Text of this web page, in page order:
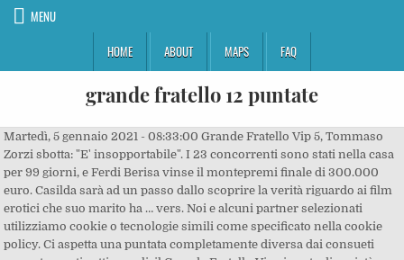
MENU
HOME
ABOUT MAPS FAQ
grande fratello 12 puntate
Martedì, 5 gennaio 2021 - 08:33:00 Grande Fratello Vip 5, Tommaso Zorzi sbotta: "E' insopportabile". I 23 concorrenti sono stati nella casa per 99 giorni, e Ferdi Berisa vinse il montepremi finale di 300.000 euro. Casilda sarà ad un passo dallo scoprire la verità riguardo ai film erotici che suo marito ha … vers. Noi e alcuni partner selezionati utilizziamo cookie o tecnologie simili come specificato nella cookie policy. Ci aspetta una puntata completamente diversa dai consueti appuntamenti settimanali: il Grande Fratello Vip si veste di varietà e farà compagnia agli italiani nella notte più lunga dell’anno. Le anticipazioni Una Vita sulla trama delle puntate da lunedì 16 ottobre a sabato 21 ottobre 2017 annunciano uno scenario davvero interessante, preludio di grandi sconvolgimenti! Leggi anche —-> L’Allieva 4, le novità sul futuro della fiction: a rischio Lino Guanciale In casa si sono già schierati. Alfonso Signorini ha aperto la puntata del Grande Fratello Vip 5 di venerdì 11 dicembre 2020 parlando con i … Grande Fratello VIP condotto da Alfonso Signorini. Mai dire Grande Fratello 12: quali prospettive? Anticipazioni Grande Fratello VIP 2020: il reality si allunga. Grande Fratello Vip 2020: per i concorrenti ufficiali mancano meno di 2 mesi alla fine del programma e nella Casa ed è successo di tutto.. Il GF Vip, fratello minore del reality più longevo della storia della tv, è partito ufficialmente lo scorso 14 settembre 2020 in prima serata su Canale 5 condotto da Alfonso Signorini e con Pupo ed Antonella Elia come opinionisti. La dodicesima edizione del reality show Grande Fratello è iniziata il 24 ottobre 2011 e si è conclusa il 1º aprile 2012 su Canale 5 per una durata di 161 giorni Danilo e Kiran in Lord Kiran vs Sir Danilo Video estratto dalla sesta puntata di Mai Dire Grande Fratello 12 andata in onda il 5 Dicembre 2011 su Canale 5 . Grande Fratello Story. Stats. La serata conclusiva del Grande Fratello VIP 2020, infatti, era prevista per lunedì, 15 febbraio 2021. Stasera su Canale 5 va in onda la 20esima puntata del Grande Fratello Vip condotta da Alfonso Signorini con gli opinionisti Antonella Elia e … sapete darmi il link preciso per rivedere la puntata di ieri sera? Q La ventiseiesima puntata del Grande Fratello Vip, andata in onda lunedì 14 dicembre, è disponibile in streaming on demand sul portale Mediaset Play.Potete rivedere la puntata integrale nel video qui sopra. La soap più longeva della rete Mediaset è stata creata da William J. Un vippone ha dovuto abbandonare la casa ma non sono mancati colpi di scena come la diffida di Natalia Paragoni che ha rinunciato ad incontrare il fidanzato Andrea Zelletta. 56 J’aime. In quest'ottica aumentano le serate dedicate al "Grande Fratello Vip" nel mese di dicembre: saranno tre in più. Tutte le Ultime Notizie dalla provincia di Roma e dall'Italia aggiornate in tempo reale: Cronaca, Politica, Attualità, Sport ed Eventi. Tutti insieme si festeggerà l’anno che sta per arrivare. ... 15/12/2015, 15:07. Cristiano Malgioglio ha commesso una gaffe al Grande Fratello Vip che ha scatenato l'indignazione dei telespettatori. Answer Save. Tutte le puntate di Mai dire grande fratello in streaming o da scaricare. Espulso Daniel per bestemmia, tornano Ferdinando e Margherita (GF 11). Il Grande Fratello Vip 2020 potrebbe allungarsi ancora e nella casa, nelle prossime settimane, potrebbero arrivare nuovi concorrenti. Non possono mancare, infine, i buoni propositi per il 2021 e l‘oroscopo di Ada Alberti che avrà anche un contro-oroscopo confezionato da Tommaso Zorzi. GF12: tutti i video del Grande Fratello. Guarda il live della 5 edizione del GFVIP in Diretta, rivedi puntate e clip inedite. Vediamo insieme le Anticipazioni e le Trame delle Soap di Canale 5 Beautiful, Una Vita, Il Segreto per le Puntate in onda Oggi. Ebbene sì, questa sera, giovedì 31 dicembre 2020, andrà in onda, su Canale 5 intorno alle 21.25, una puntata speciale del Grande Fratello … Ottengono l'effetto contrario" Festival di Sanremo 2021 Chi vorreste nei duetti del giovedì? Scritto da: Serena Marotta. Una serata all’insegna di canti, balli e sfide divertenti in diretta da Cinecittà: tutto questo per salutare il 2020 e darà un caloroso benvenuto, con la speranza che sia migliore, al nuovo anno. Sono quindi tre le puntate supplementari di Grande Fratello Vip che andranno in onda per tre venerdì consecutivi: il 4, l’11 e il 18 dicembre. Grande Fratello Vip torna oggi 12 ottobre 2020 in tv: il “Grande Fratello Vip” si rilancia anche questa sera con una nuova brillante puntata tutta da vivere seguendo gli inquilini della Casa. Visto il prolungamento fino all’8 febbraio, quindi, si sarebbe deciso di affidare proprio a Signorini e al Grande Fratello la notte di Capodanno. By M32. Grande Fratello Vip, Alfonso Signorini elenca gli artisti morti nel 2020: Maria Teresa scoppia in lacrime 1 Gennaio 2021; Ascolti Capodanno, vince L’anno Che Verrà con Amadeus. In diretta web su DavideMaggio.it le puntate dell'Isola dei Famosi 9 e del Grande Fratello 12 del 13 febbraio 2012. Diretta web della quattordicesima puntata del Grande Fratello 12 del 23 gennaio 2012. Capodanno nella casa del Grande Fratello Vip. Ci saranno, poi, esibizioni di burlesque, gare di canto, ballo e sfilate tra i vipponi che, divisi in due squadre, cercheranno di evitare di trascorrere i primi giorni del 2021 in Cucurio. Anticipazioni Grande Fratello Vip 31 dicembre 2020: novità sulla puntata di Capodanno,... Andrea Zenga: chi è, età, che lavoro fa, chi sono i genitori, fidanzata, Grande Fratello Vip, Instagram, Pierpaolo Pretelli: chi è, età, carriera, curiosità, vita privata, figlio, Grande Fratello Vip, Maria Teresa Ruta: chi è, anni, carriera, vita privata, figli, Guenda, Grande Fratello Vip, curiosità, Dayane Mello: chi è, anni, Instagram, carriera, vita privata, figlia, Grande Fratello Vip, Andrea Zelletta: chi è, età, vita privata, Instagram, fidanzata, curiosità, Grande Fratello Vip, Stefania Orlando: chi è, età, carriera, Grande Fratello Vip, marito, vita privata, curiosità, «La scuola non rientra nei primi tre contesti di trasmissione del Covid-19 in Italia»: tra i banchi solo il 2% dei focolai totali, Coronavirus, mistero in Portogallo: infermiera muore 48 ore dopo il vaccino, aveva 41 anni, Coronavirus, oltre 20mila casi nelle scuole del Lazio dall’inizio dell’anno scolastico, Arcuri “Strumentale fare consuntivi a 4 giorni da avvio vaccinazioni”, Slitta all’11/1 la riapertura delle scuole superiori,weekend “arancione”, Gran Bretagna, Johnson annuncia un nuovo lockdown nazionale. Anticipazioni Grande Fratello VIP stasera 12 ottobre 2020: ecco cosa succederà questa sera su canale 5. Per creare nuove dinamiche, durante le scorse puntate … La puntata di lunedì 4 gennaio del Grande Fratello Vip è disponibile in streaming on demand su Mediaset Play, Bradley Cooper festeggia oggi il suo quarantaseiesimo compleanno, con importanti traguardi come attore e come papà, Da Chiara Ferragni a Tania Cagnotto a Hilary Duff, le vip che diventeranno mamme nel 2021, Scopriamo chi sono i concorrenti finiti in nomination nella puntata di lunedì 4 gennaio, Grande Fratello Vip, la puntata del 4 gennaio, Copyright © 1999-2020 RTI S.p.A. Business Digital – P.Iva 03976881007 – Tutti i diritti riservati – Per la pubblicità Mediamond S.p.a. Grande Fratello VIP, qui in streaming per pc e smartphone, è un programma TV prodotto in Italia, di genere reality, in Italia va in onda su CANALE 5.L’edizione VIP del popolarissimo reality show, capostipite del genere iniziato nel 2000. Grande Fratello (dodicesima edizione) - Wikipedi GF16 Barbara D'Urso conduce la sedicesima edizione del famoso reality. Le anticipazioni della 20esima puntata in onda stasera. Nomination GRANDE FRATELLO VIP 2020 NOMINATION, ELIMINAZIONI, CONCORRENTI, PUNTATE. Commenti a caldo, foto, e aggiornamenti in tempo reale. Grande Fratello VIP condotto da Alfonso Signorini, con Pupo e Antonella Elia. La quinta edizione del Grande Fratello Vip, d’altronde, ha registrato un grande successo, tanto da essere trasmesso con ben due puntate a settimane. Grande Fratello Vip, caso Zelletta/Paragoni, Capriotti: 'Ci fanno venti puntate' Grande Fratello Vip, caso Zelletta/Paragoni: Mello dice di sapere cose esterne al reality. GF Vip 5 Replica nona puntata, 12 ottobre 2020. Segui su Mediaset Play il GF VIP 5: concorrenti, notizie, anticipazioni, scoop e Live Blogging. Grande Fratello Vip stasera 12 ottobre ore 21.45 canale5 anticipazioni Grande Fratello Vip: riassunto ottava puntata e anticipazioni di stasera 12 ottobre Stasera 12 ottobre su Canale 5 alle 21.45 torna Alfonso Signorini con una nuova puntata del Grande Fratello Vip. Accedendo alla piattaforma Mediaset Play sarà possibile rivedere gratuitamente da tablet, computer o smartphone la puntata di questa sera del Grande Fratello Vip. Grande Fratello 2015 | Concorrenti | Puntate | Video | Streaming - Pagina 12: news, aggiornamenti ed approfondimenti su Grande Fratello 14, segui – Registro delle Imprese di Roma, C.F.06921720154, Elisabettta Gregoraci e Pierpaolo Pretelli, quattro i concorrenti finiti in nomination, TUTTE LE ULTIME NOTIZIE SU MEDIASET PLAY MAGAZINE. Grande fratello 2011. non riesco a trovarlo. Oltre al previsto appuntamento del lunedì, da venerdì 4 dicembre riprendono su Canale 5 anche le puntate del venerdì. . Il Grande Fratello Vip torna al doppio appuntamento a partire da venerdì 4 dicembre ... con due puntate, la prima in onda il 30 novembre e la seconda in onda il 4 dicembre. Sono quindi tre le puntate supplementari di Grande Fratello Vip che andranno in onda per tre venerdì consecutivi: il 4, l’11 e il 18 dicembre. Forum Televisione Che cosa accadrà in … La nona edizione del Grande Fratello, è andata in diretta dal 12 gennaio al 21 aprile 2009 dal Palastudio di Cinecittà a Roma, con la conduzione di Alessia Marcuzzi e con la partecipazione di Alfonso Signorini nel ruolo di opinionista. La soap più longeva della rete Mediaset è stata crea